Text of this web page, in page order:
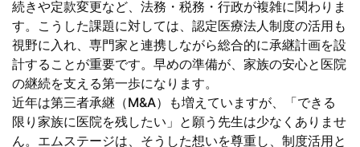
続きや定款変更など、法務・税務・行政が複雑に関わりま
す。こうした課題に対しては、認定医療法人制度の活用も
視野に入れ、専門家と連携しながら総合的に承継計画を設
計することが重要です。早めの準備が、家族の安心と医院
の継続を支える第一歩になります。
近年は第三者承継（M&A）も増えていますが、「できる
限り家族に医院を残したい」と願う先生は少なくありませ
ん。エムステージは、そうした想いを尊重し、制度活用と